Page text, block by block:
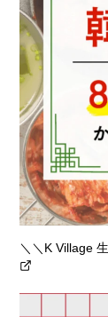
＼＼K Village